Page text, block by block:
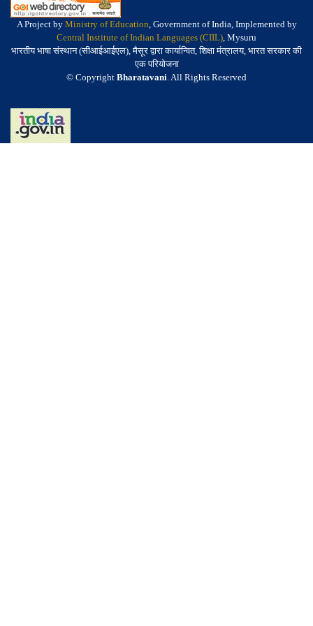
A Project by Ministry of Education, Government of India, Implemented by
Central Institute of Indian Languages (CIIL), Mysuru
भारतीय भाषा संस्थान (सीआईआईएल), मैसूर द्वारा कार्यान्वित, शिक्षा मंत्रालय, भारत सरकार की
एक परियोजना
© Copyright Bharatavani. All Rights Reserved